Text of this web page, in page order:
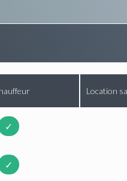
Location
✓
✓